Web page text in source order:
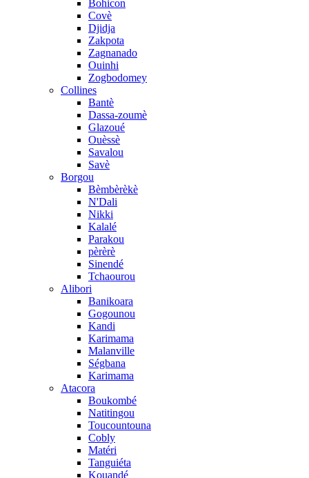
Bohicon
Covè
Djidja
Zakpota
Zagnanado
Ouinhi
Zogbodomey
Collines
Bantè
Dassa-zoumè
Glazoué
Ouèssè
Savalou
Savè
Borgou
Bèmbèrèkè
N'Dali
Nikki
Kalalé
Parakou
pèrèrè
Sinendé
Tchaourou
Alibori
Banikoara
Gogounou
Kandi
Karimama
Malanville
Ségbana
Karimama
Atacora
Boukombé
Natitingou
Toucountouna
Cobly
Matéri
Tanguiéta
Kouandé